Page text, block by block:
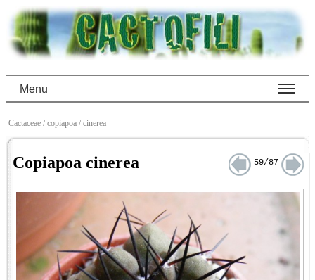
Menu
Cactaceae / copiapoa / cinerea
Copiapoa cinerea 59/87